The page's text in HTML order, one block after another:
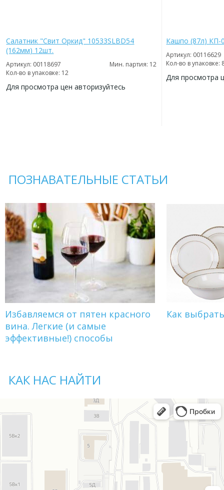
Салатник "Свит Оркид" 10533SLBD54
(162мм) 12шт.
Артикул: 00118697
Мин. партия: 12
Кол-во в упаковке: 12
Для просмотра цен авторизуйтесь
Кашпо (87л) КП-
Артикул: 00116629
Кол-во в упаковке:
Для просмотра
ПОЗНАВАТЕЛЬНЫЕ СТАТЬИ
Избавляемся от пятен красного
вина. Легкие (и самые
эффективные!) способы
Как
КАК НАС НАЙТИ